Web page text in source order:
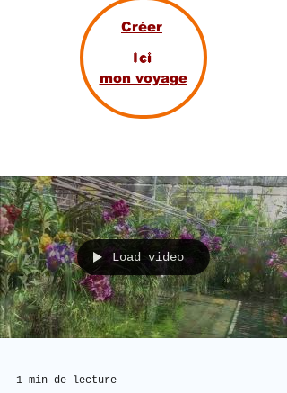
Créer
mon voyage
Ici
Load video
1 min de lecture